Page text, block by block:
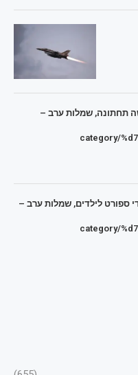
תחתונה, שמלות ערב –
category/
ספורט לילדים, שמלות ערב –
category/